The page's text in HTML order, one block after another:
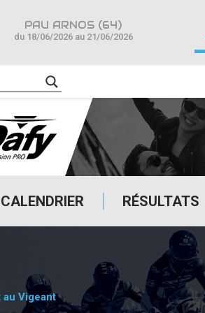
CALENDRIER RÉSULTATS
PAU ARNOS (64)
du 18/06/2026 au 21/06/2026
Vigeant